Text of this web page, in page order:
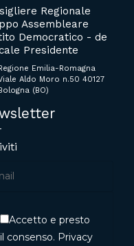
Regionale
Assembleare
Democratico - de
Presidente
Regione Emilia-Romagna
Aldo Moro n.50 40127
Bologna (BO)
Accetto e presto
il consenso. Privacy